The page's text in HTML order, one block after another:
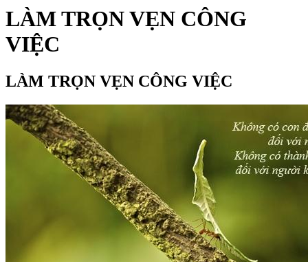
LÀM TRỌN VẸN CÔNG
VIỆC
LÀM TRỌN VẸN CÔNG VIỆC